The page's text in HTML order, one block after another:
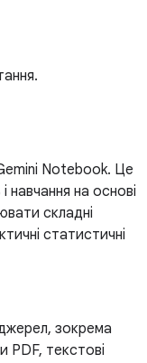
Notebook. Це
навчання на основі
складні
статистичні
зокрема
PDF, текстові